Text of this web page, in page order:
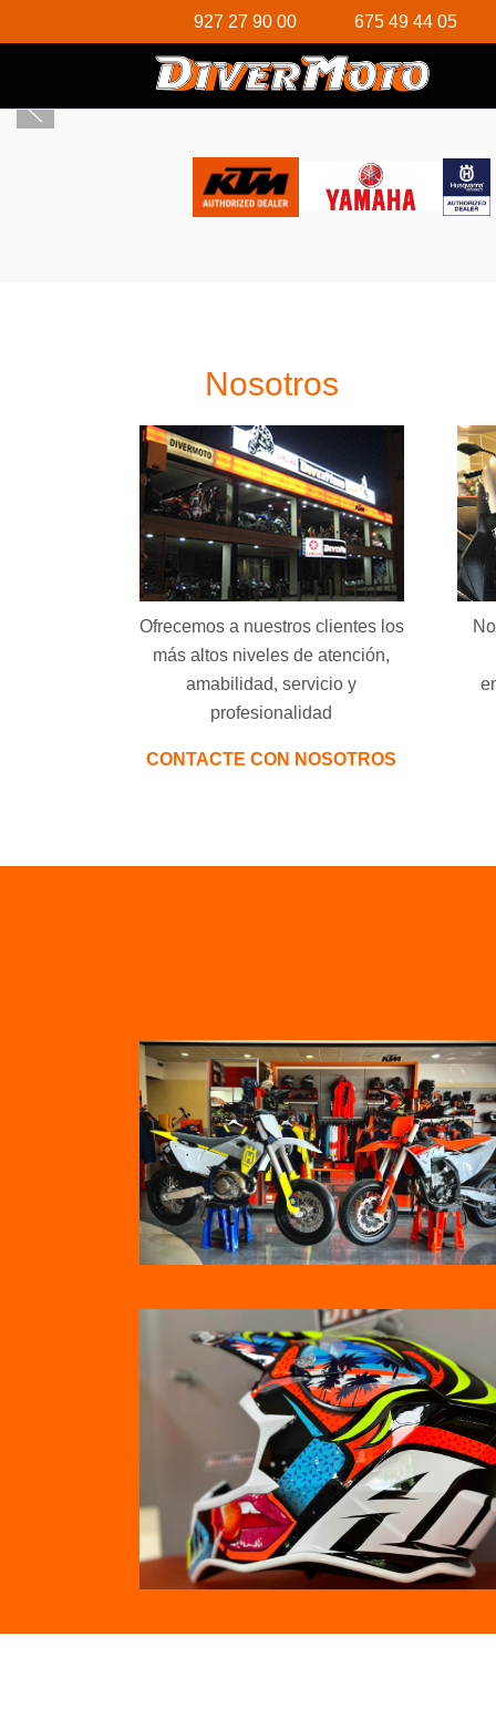
927 27 90 00 675 49 44 05
Nosotros
Ofrecemos a nuestros clientes los
más altos niveles de atención,
amabilidad, servicio y
profesionalidad
CONTACTE CON NOSOTROS